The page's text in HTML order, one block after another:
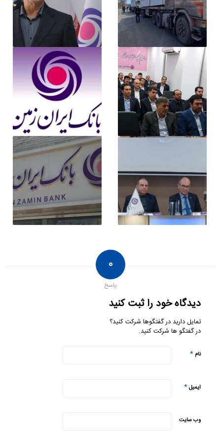
۰
پاسخ
دیدگاه خود را ثبت کنید
تمایل دارید در گفتگوها شرکت کنید؟
در گفتگو ها شرکت کنید.
نام*
ایمیل*
وب‌ سایت